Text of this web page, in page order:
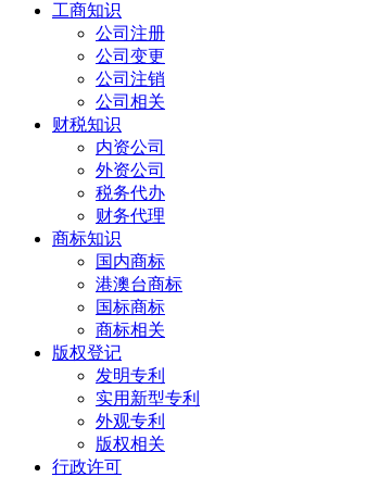
工商知识
公司注册
公司变更
公司注销
公司相关
财税知识
内资公司
外资公司
税务代办
财务代理
商标知识
国内商标
港澳台商标
国标商标
商标相关
版权登记
发明专利
实用新型专利
外观专利
版权相关
行政许可